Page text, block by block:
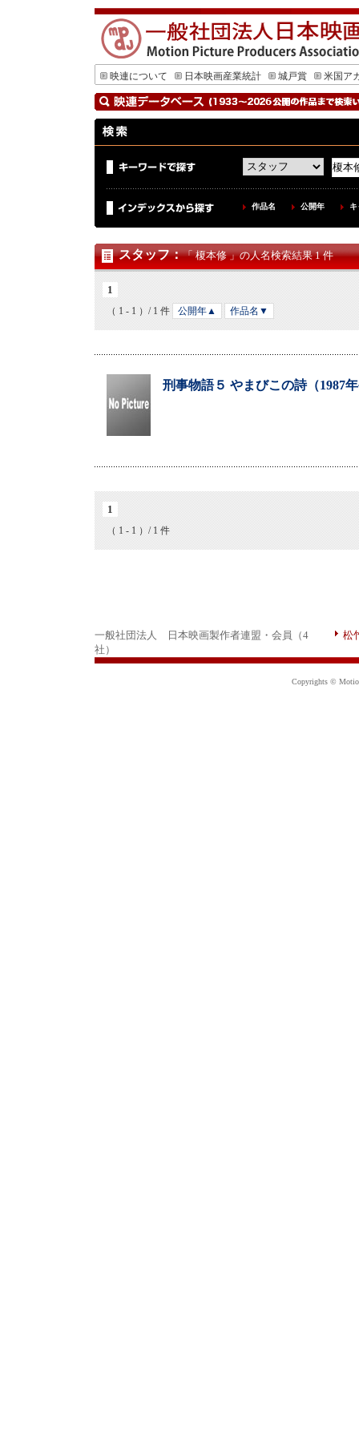
映連について 日本映画産業統計 城戸賞 米国ア
作品名 公開年
スタッフ：「 榎本修 」の人名検索結果 1 件
1
（ 1 - 1 ）/ 1 件 公開年▲ 作品名▼
刑事物語５ やまびこの詩（1987
1
（ 1 - 1 ）/ 1 件
一般社団法人 日本映画製作者連盟・会員（4
社）
松
Copyrights ©